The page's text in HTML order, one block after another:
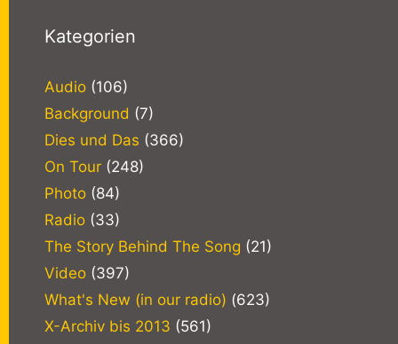
Kategorien
Audio (106)
Background (7)
Dies und Das (366)
On Tour (248)
Photo (84)
Radio (33)
The Story Behind The Song (21)
Video (397)
What's New (in our radio) (623)
X-Archiv bis 2013 (561)